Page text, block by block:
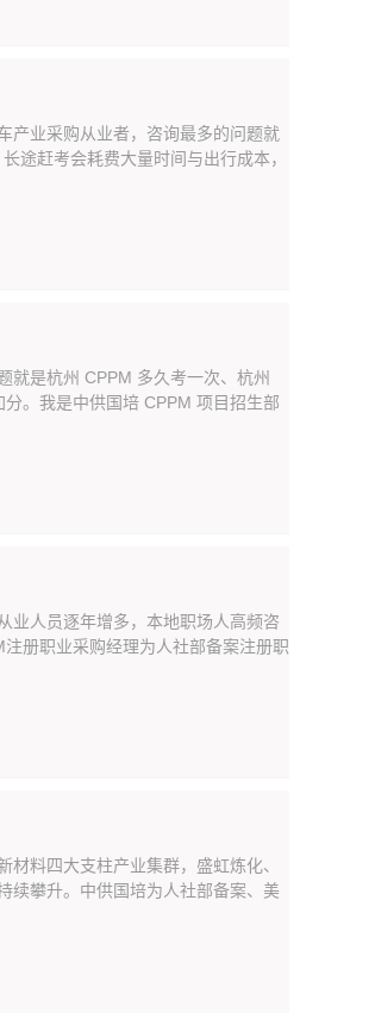
产业采购从业者，咨询最多的问题就
途赶考会耗费大量时间与出行成本，
就是杭州 CPPM 多久考一次、杭州
。我是中供国培 CPPM 项目招生部
业人员逐年增多，本地职场人高频咨
册职业采购经理为人社部备案注册职
料四大支柱产业集群，盛虹炼化、
续攀升。中供国培为人社部备案、美